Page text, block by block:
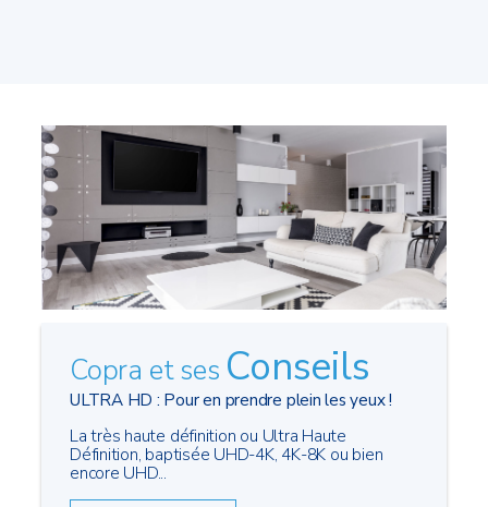
Copra et ses Conseils
ULTRA HD : Pour en prendre plein les yeux !
La très haute définition ou Ultra Haute
Définition, baptisée UHD-4K, 4K-8K ou bien
encore UHD...